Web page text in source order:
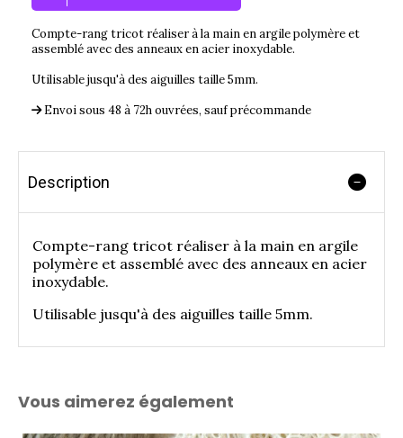
Compte-rang tricot réaliser à la main en argile polymère et
assemblé avec des anneaux en acier inoxydable.
Utilisable jusqu'à des aiguilles taille 5mm.
Envoi sous 48 à 72h ouvrées, sauf précommande
Description
Compte-rang tricot réaliser à la main en argile
polymère et assemblé avec des anneaux en acier
inoxydable.
Utilisable jusqu'à des aiguilles taille 5mm.
Vous aimerez également